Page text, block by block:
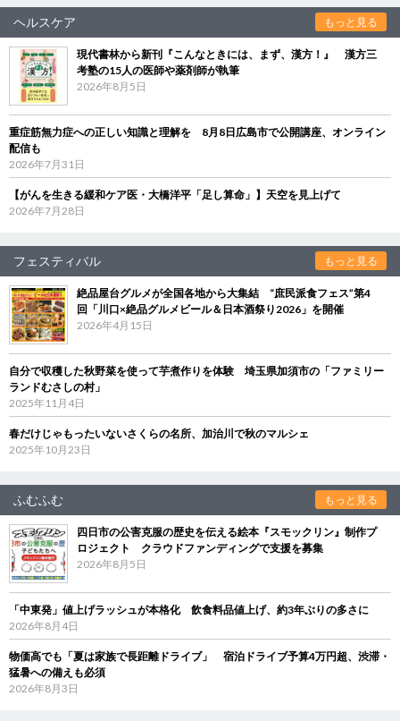
ヘルスケア もっと見る
現代書林から新刊『こんなときには、まず、漢方！』 漢方三
考塾の15人の医師や薬剤師が執筆
2026年8月5日
重症筋無力症への正しい知識と理解を 8月8日広島市で公開講座、オンライン
配信も
2026年7月31日
【がんを生きる緩和ケア医・大橋洋平「足し算命」】天空を見上げて
2026年7月28日
フェスティバル もっと見る
絶品屋台グルメが全国各地から大集結 “庶民派食フェス”第4
回「川口×絶品グルメビール＆日本酒祭り2026」を開催
2026年4月15日
自分で収穫した秋野菜を使って芋煮作りを体験 埼玉県加須市の「ファミリー
ランドむさしの村」
2025年11月4日
春だけじゃもったいないさくらの名所、加治川で秋のマルシェ
2025年10月23日
ふむふむ もっと見る
四日市の公害克服の歴史を伝える絵本『スモックリン』制作プ
ロジェクト クラウドファンディングで支援を募集
2026年8月5日
「中東発」値上げラッシュが本格化 飲食料品値上げ、約3年ぶりの多さに
2026年8月4日
物価高でも「夏は家族で長距離ドライブ」 宿泊ドライブ予算4万円超、渋滞・
猛暑への備えも必須
2026年8月3日